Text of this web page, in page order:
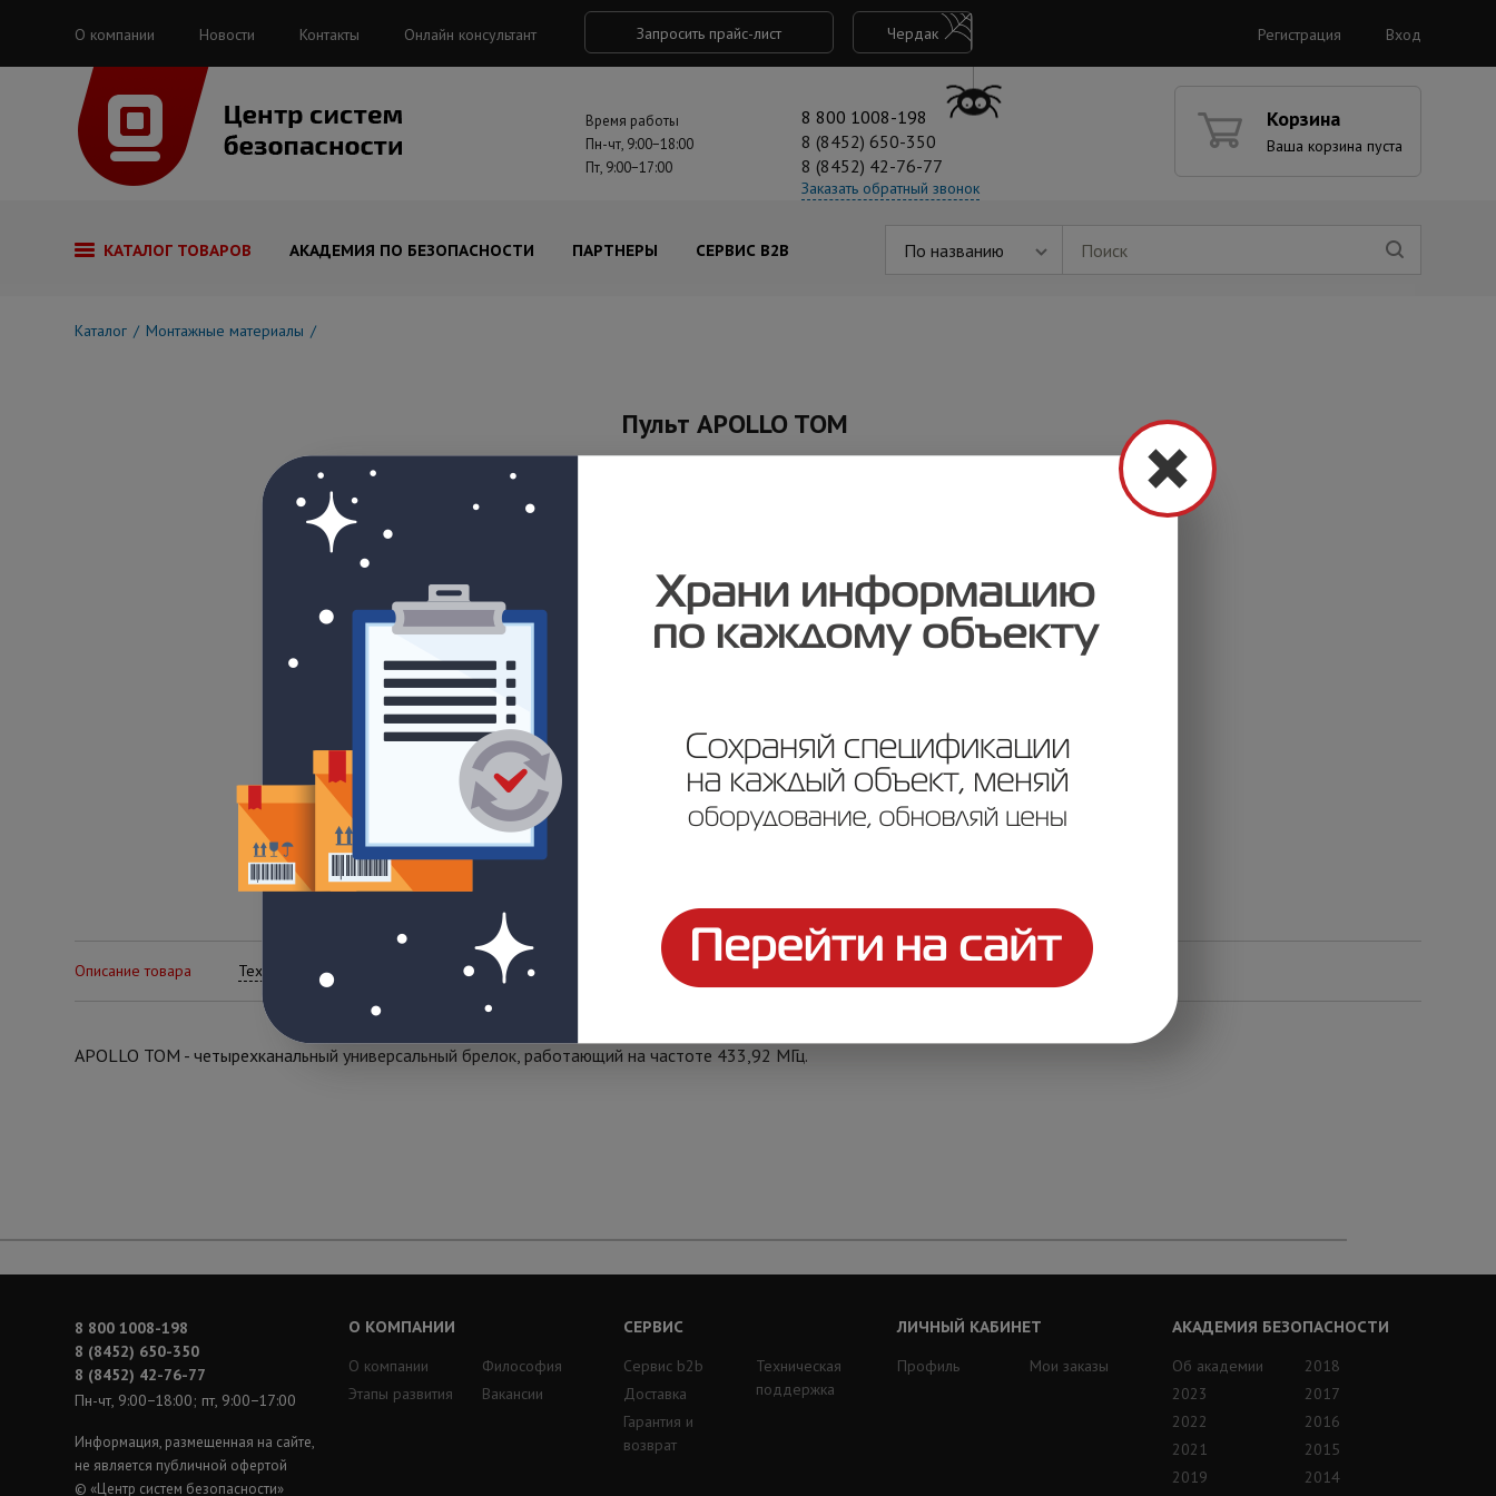
О компании Новости Контакты Онлайн консультант Запросить прайс-лист Чердак Регистрация Вход
Время работы
Пн-чт, 9:00−18:00
Пт, 9:00−17:00
8 800 1008-198
8 (8452) 650-350
8 (8452) 42-76-77
Заказать обратный звонок
Корзина
Ваша корзина пуста
КАТАЛОГ ТОВАРОВ АКАДЕМИЯ ПО БЕЗОПАСНОСТИ ПАРТНЕРЫ СЕРВИС B2B По названию
Каталог Монтажные материалы
Пульт APOLLO TOM
Описание товара Технические характеристики
APOLLO TOM - четырехканальный универсальный брелок, работающий на частоте 433,92 МГц.
8 800 1008-198
8 (8452) 650-350
8 (8452) 42-76-77
Пн-чт, 9:00−18:00; пт, 9:00−17:00
Информация, размещенная на сайте,
не является публичной офертой
© «Центр систем безопасности»
О КОМПАНИИ
О компании
Этапы развития
Философия
Вакансии
СЕРВИС
Сервис b2b
Доставка
Гарантия и
возврат
Техническая
поддержка
ЛИЧНЫЙ КАБИНЕТ
Профиль
Мои заказы
АКАДЕМИЯ БЕЗОПАСНОСТИ
Об академии
2023
2022
2021
2019
2018
2017
2016
2015
2014